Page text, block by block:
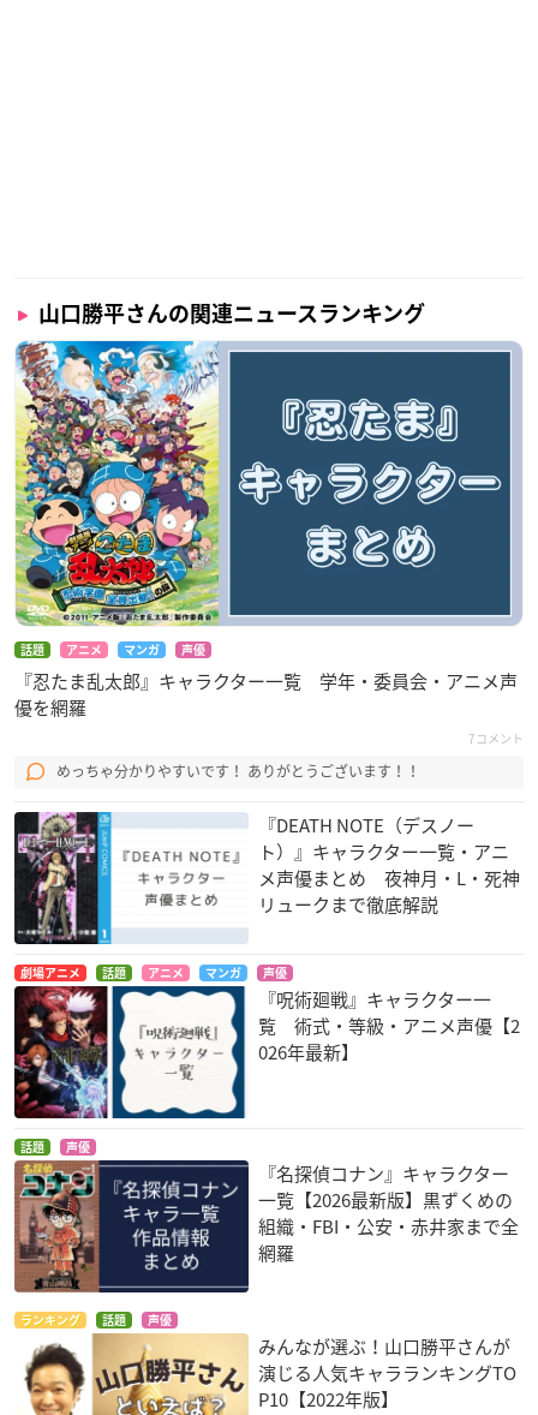
山口勝平さんの関連ニュースランキング
話題 アニメ マンガ 声優
『忍たま乱太郎』キャラクター一覧 学年・委員会・アニメ声
優を網羅
7コメント
めっちゃ分かりやすいです！ ありがとうございます！！
『DEATH NOTE（デスノー
ト）』キャラクター一覧・アニ
メ声優まとめ 夜神月・L・死神
リュークまで徹底解説
劇場アニメ 話題 アニメ マンガ 声優
『呪術廻戦』キャラクター一
覧 術式・等級・アニメ声優【2
026年最新】
話題 声優
『名探偵コナン』キャラクター
一覧【2026最新版】黒ずくめの
組織・FBI・公安・赤井家まで全
網羅
ランキング 話題 声優
みんなが選ぶ！山口勝平さんが
演じる人気キャラランキングTO
P10【2022年版】